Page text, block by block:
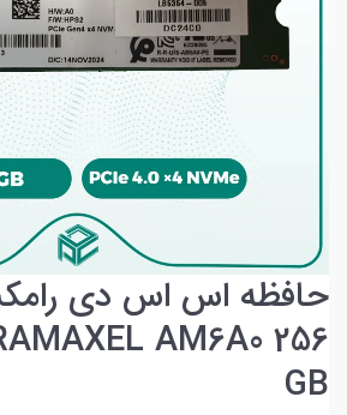
حافظه اس اس دی
AM6A0 256
GB